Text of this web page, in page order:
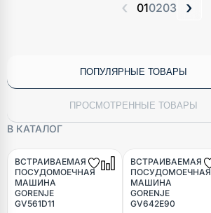
‹ 010203 ›
ПОПУЛЯРНЫЕ ТОВАРЫ
ПРОСМОТРЕННЫЕ ТОВАРЫ
В КАТАЛОГ
ВСТРАИВАЕМАЯ
ПОСУДОМОЕЧНАЯ
МАШИНА
GORENJE
GV561D11
ВСТРАИВАЕМАЯ
ПОСУДОМОЕЧНАЯ
МАШИНА
GORENJE
GV642E90